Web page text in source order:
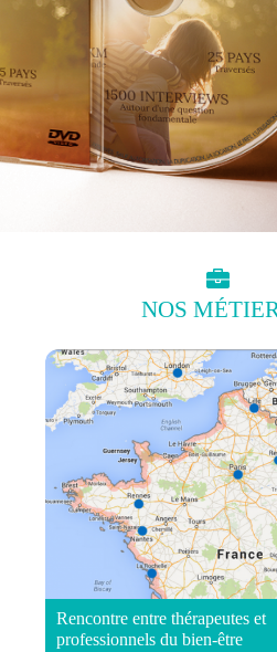
NOS
Rencontre entre thérapeutes et
professionnels du bien-être